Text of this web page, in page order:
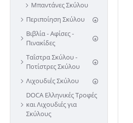
Μπαντάνες Σκύλου
Περιποίηση Σκύλου
Βιβλία - Αφίσες -
Πινακίδες
Ταΐστρα Σκύλου -
Ποτίστρες Σκύλου
Λιχουδιές Σκύλου
DOCA Ελληνικές Τροφές
και Λιχουδιές για
Σκύλους